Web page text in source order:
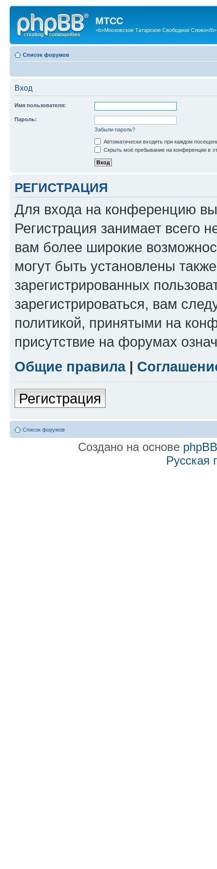
МТСС
<b>Московское Татарское Свободное Слово</b>
Список форумов
Вход
Имя пользователя:
Пароль:
Забыли пароль?
Автоматически входить при каждом
Скрыть моё пребывание на конференции в
РЕГИСТРАЦИЯ
Для входа на конференцию
Регистрация занимает всего
вам более широкие
могут быть установлены
зарегистрированных
зарегистрироваться, вам
политикой, принятыми на
присутствие на форумах
Общие правила|
Регистрация
Список форумов
Создано на основе phpBB
Русская